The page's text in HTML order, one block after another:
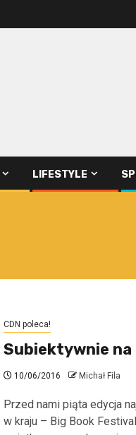
LIFESTYLE
CDN poleca!
Subiektywnie
10/06/2016 Michał Fila
Przed nami piąta edycja
w kraju – Big Book